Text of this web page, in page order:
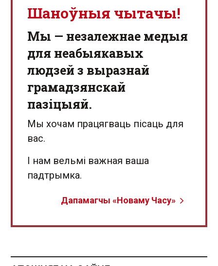
Шаноўныя чытачы!
Мы — незалежнае медыя
для неабыякавых
людзей з выразнай
грамадзянскай
пазіцыяй.
Мы хочам працягваць пісаць для
вас.
І нам вельмі важная ваша
падтрымка.
Дапамагчы «Новаму Часу»